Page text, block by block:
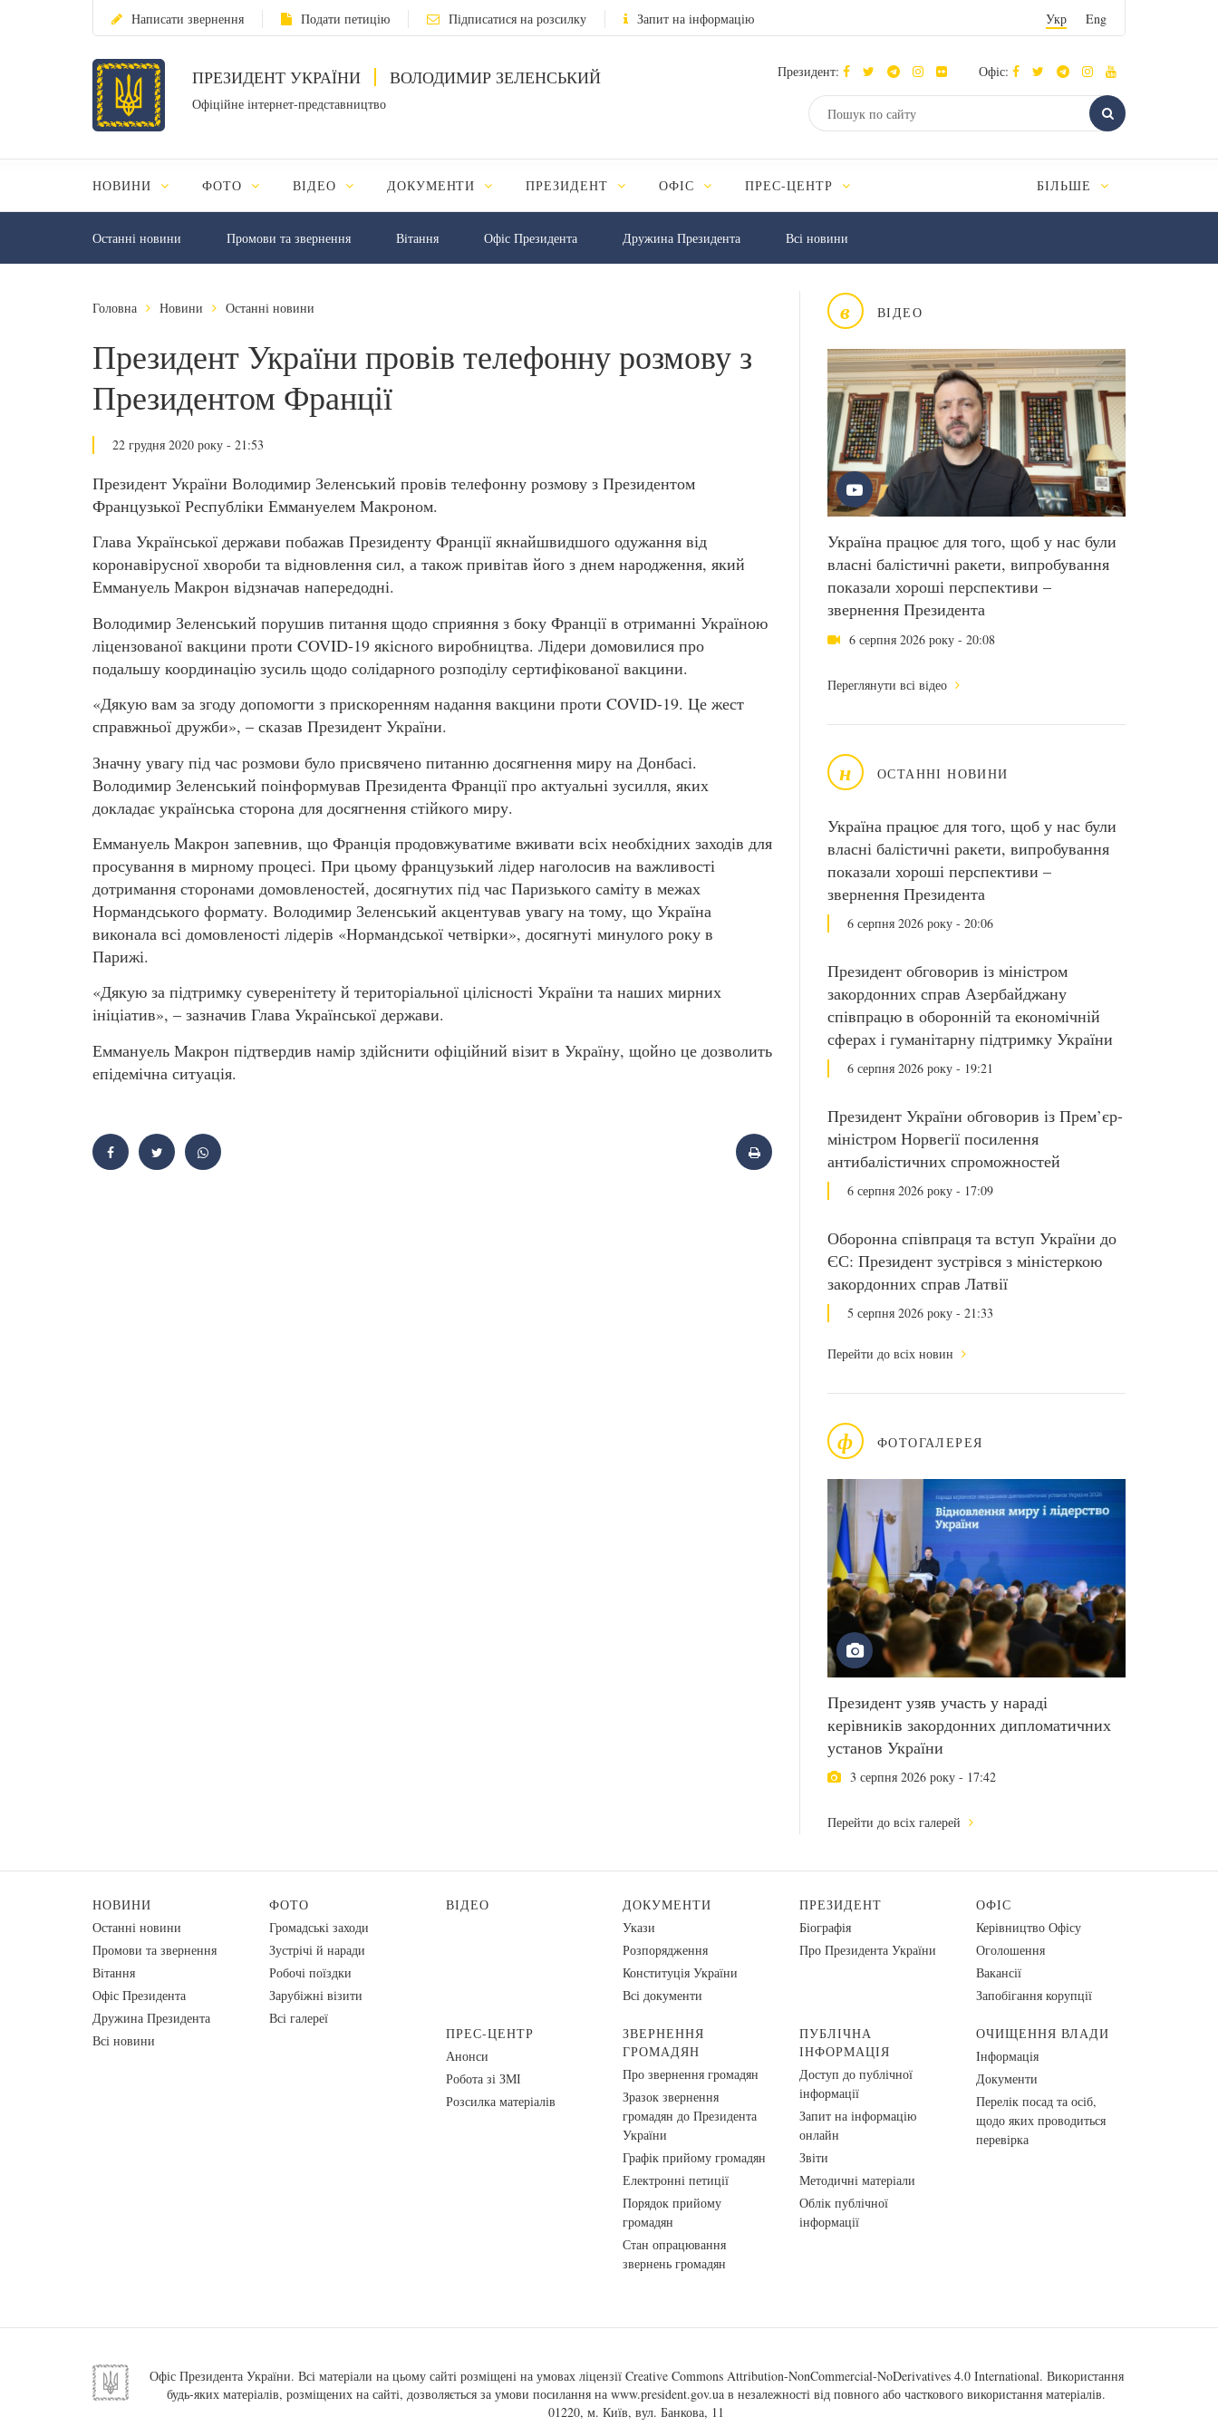
Написати звернення Подати петицію Підписатися на розсилку Запит на інформацію Укр Eng
ПРЕЗИДЕНТ УКРАЇНИ ВОЛОДИМИР ЗЕЛЕНСЬКИЙ
Офіційне інтернет-представництво
Президент: Офіс:
НОВИНИ ФОТО ВІДЕО ДОКУМЕНТИ ПРЕЗИДЕНТ ОФІС ПРЕС-ЦЕНТР БІЛЬШЕ
Останні новини Промови та звернення Вiтання Офіс Президента Дружина Президента Всі новини
в ВІДЕО
Україна працює для того, щоб у нас були
власні балістичні ракети, випробування
показали хороші перспективи –
звернення Президента
6 серпня 2026 року - 20:08
Переглянути всі відео
н ОСТАННІ НОВИНИ
Україна працює для того, щоб у нас були
власні балістичні ракети, випробування
показали хороші перспективи –
звернення Президента
6 серпня 2026 року - 20:06
Президент обговорив із міністром
закордонних справ Азербайджану
співпрацю в оборонній та економічній
сферах і гуманітарну підтримку України
6 серпня 2026 року - 19:21
Президент України обговорив із Прем’єр-
міністром Норвегії посилення
антибалістичних спроможностей
6 серпня 2026 року - 17:09
Оборонна співпраця та вступ України до
ЄС: Президент зустрівся з міністеркою
закордонних справ Латвії
5 серпня 2026 року - 21:33
Перейти до всіх новин
ф ФОТОГАЛЕРЕЯ
Президент узяв участь у нараді
керівників закордонних дипломатичних
установ України
3 серпня 2026 року - 17:42
Перейти до всіх галерей
Головна Новини Останні новини
Президент України провів телефонну розмову з
Президентом Франції
22 грудня 2020 року - 21:53
Президент України Володимир Зеленський провів телефонну розмову з Президентом
Французької Республіки Еммануелем Макроном.
Глава Української держави побажав Президенту Франції якнайшвидшого одужання від
коронавірусної хвороби та відновлення сил, а також привітав його з днем народження, який
Еммануель Макрон відзначав напередодні.
Володимир Зеленський порушив питання щодо сприяння з боку Франції в отриманні Україною
ліцензованої вакцини проти COVID-19 якісного виробництва. Лідери домовилися про
подальшу координацію зусиль щодо солідарного розподілу сертифікованої вакцини.
«Дякую вам за згоду допомогти з прискоренням надання вакцини проти COVID-19. Це жест
справжньої дружби», – сказав Президент України.
Значну увагу під час розмови було присвячено питанню досягнення миру на Донбасі.
Володимир Зеленський поінформував Президента Франції про актуальні зусилля, яких
докладає українська сторона для досягнення стійкого миру.
Еммануель Макрон запевнив, що Франція продовжуватиме вживати всіх необхідних заходів для
просування в мирному процесі. При цьому французький лідер наголосив на важливості
дотримання сторонами домовленостей, досягнутих під час Паризького саміту в межах
Нормандського формату. Володимир Зеленський акцентував увагу на тому, що Україна
виконала всі домовленості лідерів «Нормандської четвірки», досягнуті минулого року в
Парижі.
«Дякую за підтримку суверенітету й територіальної цілісності України та наших мирних
ініціатив», – зазначив Глава Української держави.
Еммануель Макрон підтвердив намір здійснити офіційний візит в Україну, щойно це дозволить
епідемічна ситуація.
НОВИНИ
Останні новини
Промови та звернення
Вiтання
Офіс Президента
Дружина Президента
Всі новини
ФОТО
Громадські заходи
Зустрічі й наради
Робочі поїздки
Зарубіжні візити
Всі галереї
ВІДЕО
ДОКУМЕНТИ
Укази
Розпорядження
Конституція України
Всі документи
ПРЕЗИДЕНТ
Біографія
Про Президента України
ОФІС
Керівництво Офісу
Оголошення
Вакансії
Запобігання корупції
ПРЕС-ЦЕНТР
Анонси
Робота зі ЗМІ
Розсилка матеріалів
ЗВЕРНЕННЯ
ГРОМАДЯН
Про звернення громадян
Зразок звернення
громадян до Президента
України
Графік прийому громадян
Електронні петиції
Порядок прийому
громадян
Стан опрацювання
звернень громадян
ПУБЛІЧНА
ІНФОРМАЦІЯ
Доступ до публічної
інформації
Запит на інформацію
онлайн
Звіти
Методичні матеріали
Облік публічної
інформації
ОЧИЩЕННЯ ВЛАДИ
Інформація
Документи
Перелік посад та осіб,
щодо яких проводиться
перевірка
Офіс Президента України. Всі матеріали на цьому сайті розміщені на умовах ліцензії Creative Commons Attribution-NonCommercial-NoDerivatives 4.0 International. Використання
будь-яких матеріалів, розміщених на сайті, дозволяється за умови посилання на www.president.gov.ua в незалежності від повного або часткового використання матеріалів.
01220, м. Київ, вул. Банкова, 11